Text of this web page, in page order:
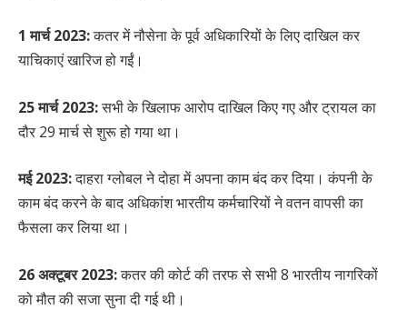
1 मार्च 2023:कतर में नौसेना के पूर्व अधिकारियों के लिए दाखिल कर
याचिकाएं खारिज हो गईं।
25 मार्च 2023:सभी के खिलाफ आरोप दाखिल किए गए और ट्रायल का
दौर 29 मार्च से शुरू हो गया था।
मई 2023:दाहरा ग्लोबल ने दोहा में अपना काम बंद कर दिया। कंपनी के
काम बंद करने के बाद अधिकांश भारतीय कर्मचारियों ने वतन वापसी का
फैसला कर लिया था।
26 अक्टूबर 2023:कतर की कोर्ट की तरफ से सभी 8 भारतीय नागरिकों
को मौत की सजा सुना दी गई थी।